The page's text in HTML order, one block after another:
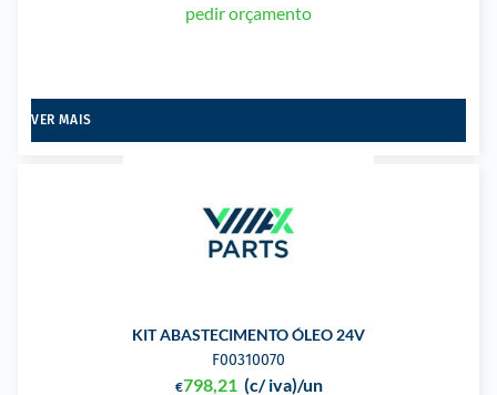
pedir orçamento
VER MAIS
KIT ABASTECIMENTO ÓLEO 24V
F00310070
€798,21 (c/ iva)/un